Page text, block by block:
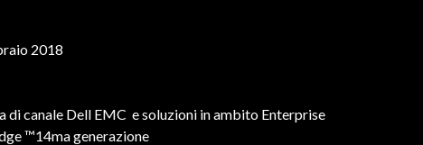
canale Dell EMC e soluzioni in ambito Enterprise
™14ma generazione